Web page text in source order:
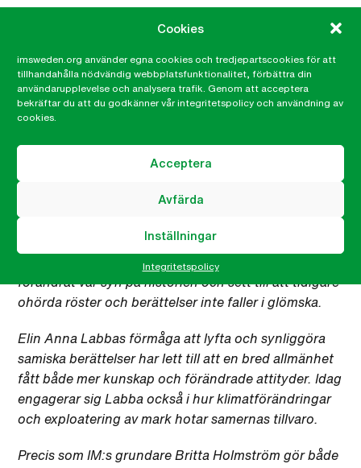
Cookies
imsweden.org använder egna cookies och tredjepartscookies för att
tillhandahålla nödvändig webbplatsfunktionalitet, förbättra din
användarupplevelse och analysera trafik. Genom att acceptera
bekräftar du att du godkänner vår integritetspolicy och användning av
cookies.
Acceptera
Avfärda
Inställningar
Integritetspolicy
rättigheter globalt och ökar allmänhetens kunskap
om de övergrepp som sker och
klimatförändringarnas konsekvenser.
Elin Anna Labbahar spridit viktig kunskap om en del
av Sveriges mörka historia: tvångsförflyttningarna av
samer. Hon har i sin Augustprisade bok, i
sommarprat och i intervjuer lyft fram
I sant folkbildande anda har Elin Anna Labba
förändrat vår syn på historien och sett till att tidigare
ohörda röster och berättelser inte faller i glömska.
Elin Anna Labbas förmåga att lyfta och synliggöra
samiska berättelser har lett till att en bred allmänhet
fått både mer kunskap och förändrade attityder. Idag
engagerar sig Labba också i hur klimatförändringar
och exploatering av mark hotar samernas tillvaro.
Precis som IM:s grundare Britta Holmström gör både